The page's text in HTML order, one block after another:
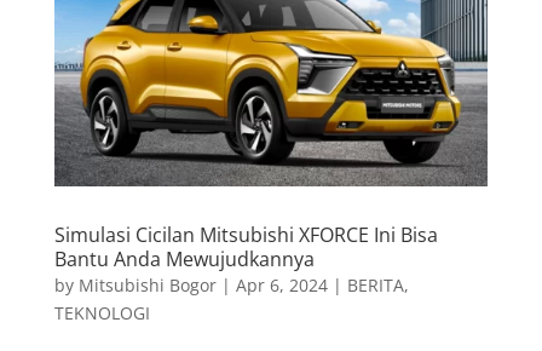
Simulasi Cicilan Mitsubishi XFORCE Ini Bisa
Bantu Anda Mewujudkannya
by Mitsubishi Bogor| Apr 6, 2024| BERITA,
TEKNOLOGI